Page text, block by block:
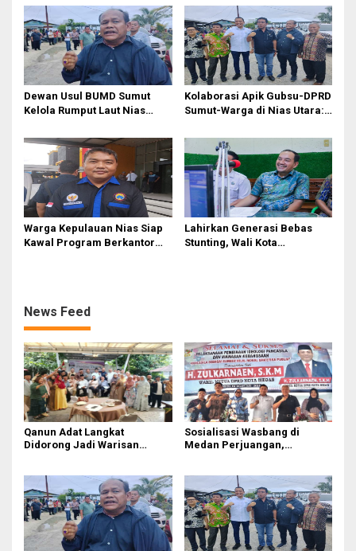
Perjuangkan Ruang Bermain
Anak
Dewan Usul BUMD Sumut
Kelola Rumput Laut Nias
Kolaborasi Apik Gubsu-DPRD
Sumut-Warga di Nias Utara:
Akhirnya Diperbaiki
Warga Kepulauan Nias Siap
Kawal Program Berkantor
Lahirkan Generasi Bebas
Stunting, Wali Kota
News Feed
Qanun Adat Langkat
Didorong Jadi Warisan
Sosialisasi Wasbang di
Medan Perjuangan,